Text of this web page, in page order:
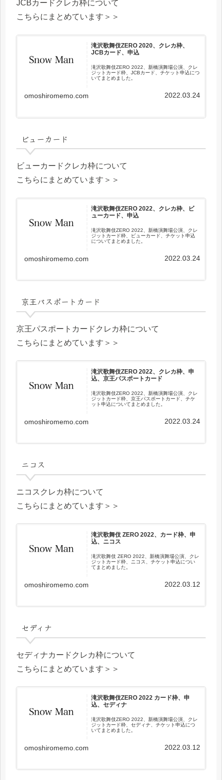
JCBカードクレカ枠について
こちらにまとめています＞＞
滝沢歌舞伎ZERO 2020、クレカ枠、
JCBカード、申込
滝沢歌舞伎ZERO 2022、新橋演舞場公演、クレ
ジットカード枠、JCBカード、チケット申込につ
いてまとめました。
omoshiromemo.com 2022.03.24
ビューカード
ビューカードクレカ枠について
こちらにまとめています＞＞
滝沢歌舞伎ZERO 2022、クレカ枠、ビ
ューカード、申込
滝沢歌舞伎ZERO 2022、新橋演舞場公演、クレ
ジットカード枠、ビューカード、チケット申込
についてまとめました。
omoshiromemo.com 2022.03.24
京王パスポートカード
京王パスポートカードクレカ枠について
こちらにまとめています＞＞
滝沢歌舞伎ZERO 2022、クレカ枠、申
込、京王パスポートカード
滝沢歌舞伎ZERO 2022、新橋演舞場公演、クレ
ジットカード枠、京王パスポートカード、チケ
ット申込についてまとめました。
omoshiromemo.com 2022.03.24
ニコス
ニコスクレカ枠について
こちらにまとめています＞＞
滝沢歌舞伎 ZERO 2022、カード枠、申
込、ニコス
滝沢歌舞伎 ZERO 2022、新橋演舞場公演、クレ
ジットカード枠、ニコス、チケット申込につい
てまとめました。
omoshiromemo.com 2022.03.12
セディナ
セディナカードクレカ枠について
こちらにまとめています＞＞
滝沢歌舞伎ZERO 2022 カード枠、申
込、セディナ
滝沢歌舞伎ZERO 2022、新橋演舞場公演、クレ
ジットカード枠、セディナ、チケット申込につ
いてまとめました。
omoshiromemo.com 2022.03.12